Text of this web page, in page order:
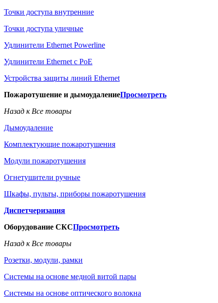
Точки доступа внутренние
Точки доступа уличные
Удлинители Ethernet Powerline
Удлинители Ethernet с PoE
Устройства защиты линий Ethernet
Пожаротушение и дымоудалениеПросмотреть
Назад к Все товары
Дымоудаление
Комплектующие пожаротушения
Модули пожаротушения
Огнетушители ручные
Шкафы, пульты, приборы пожаротушения
Диспетчеризация
Оборудование СКСПросмотреть
Назад к Все товары
Розетки, модули, рамки
Системы на основе медной витой пары
Системы на основе оптического волокна